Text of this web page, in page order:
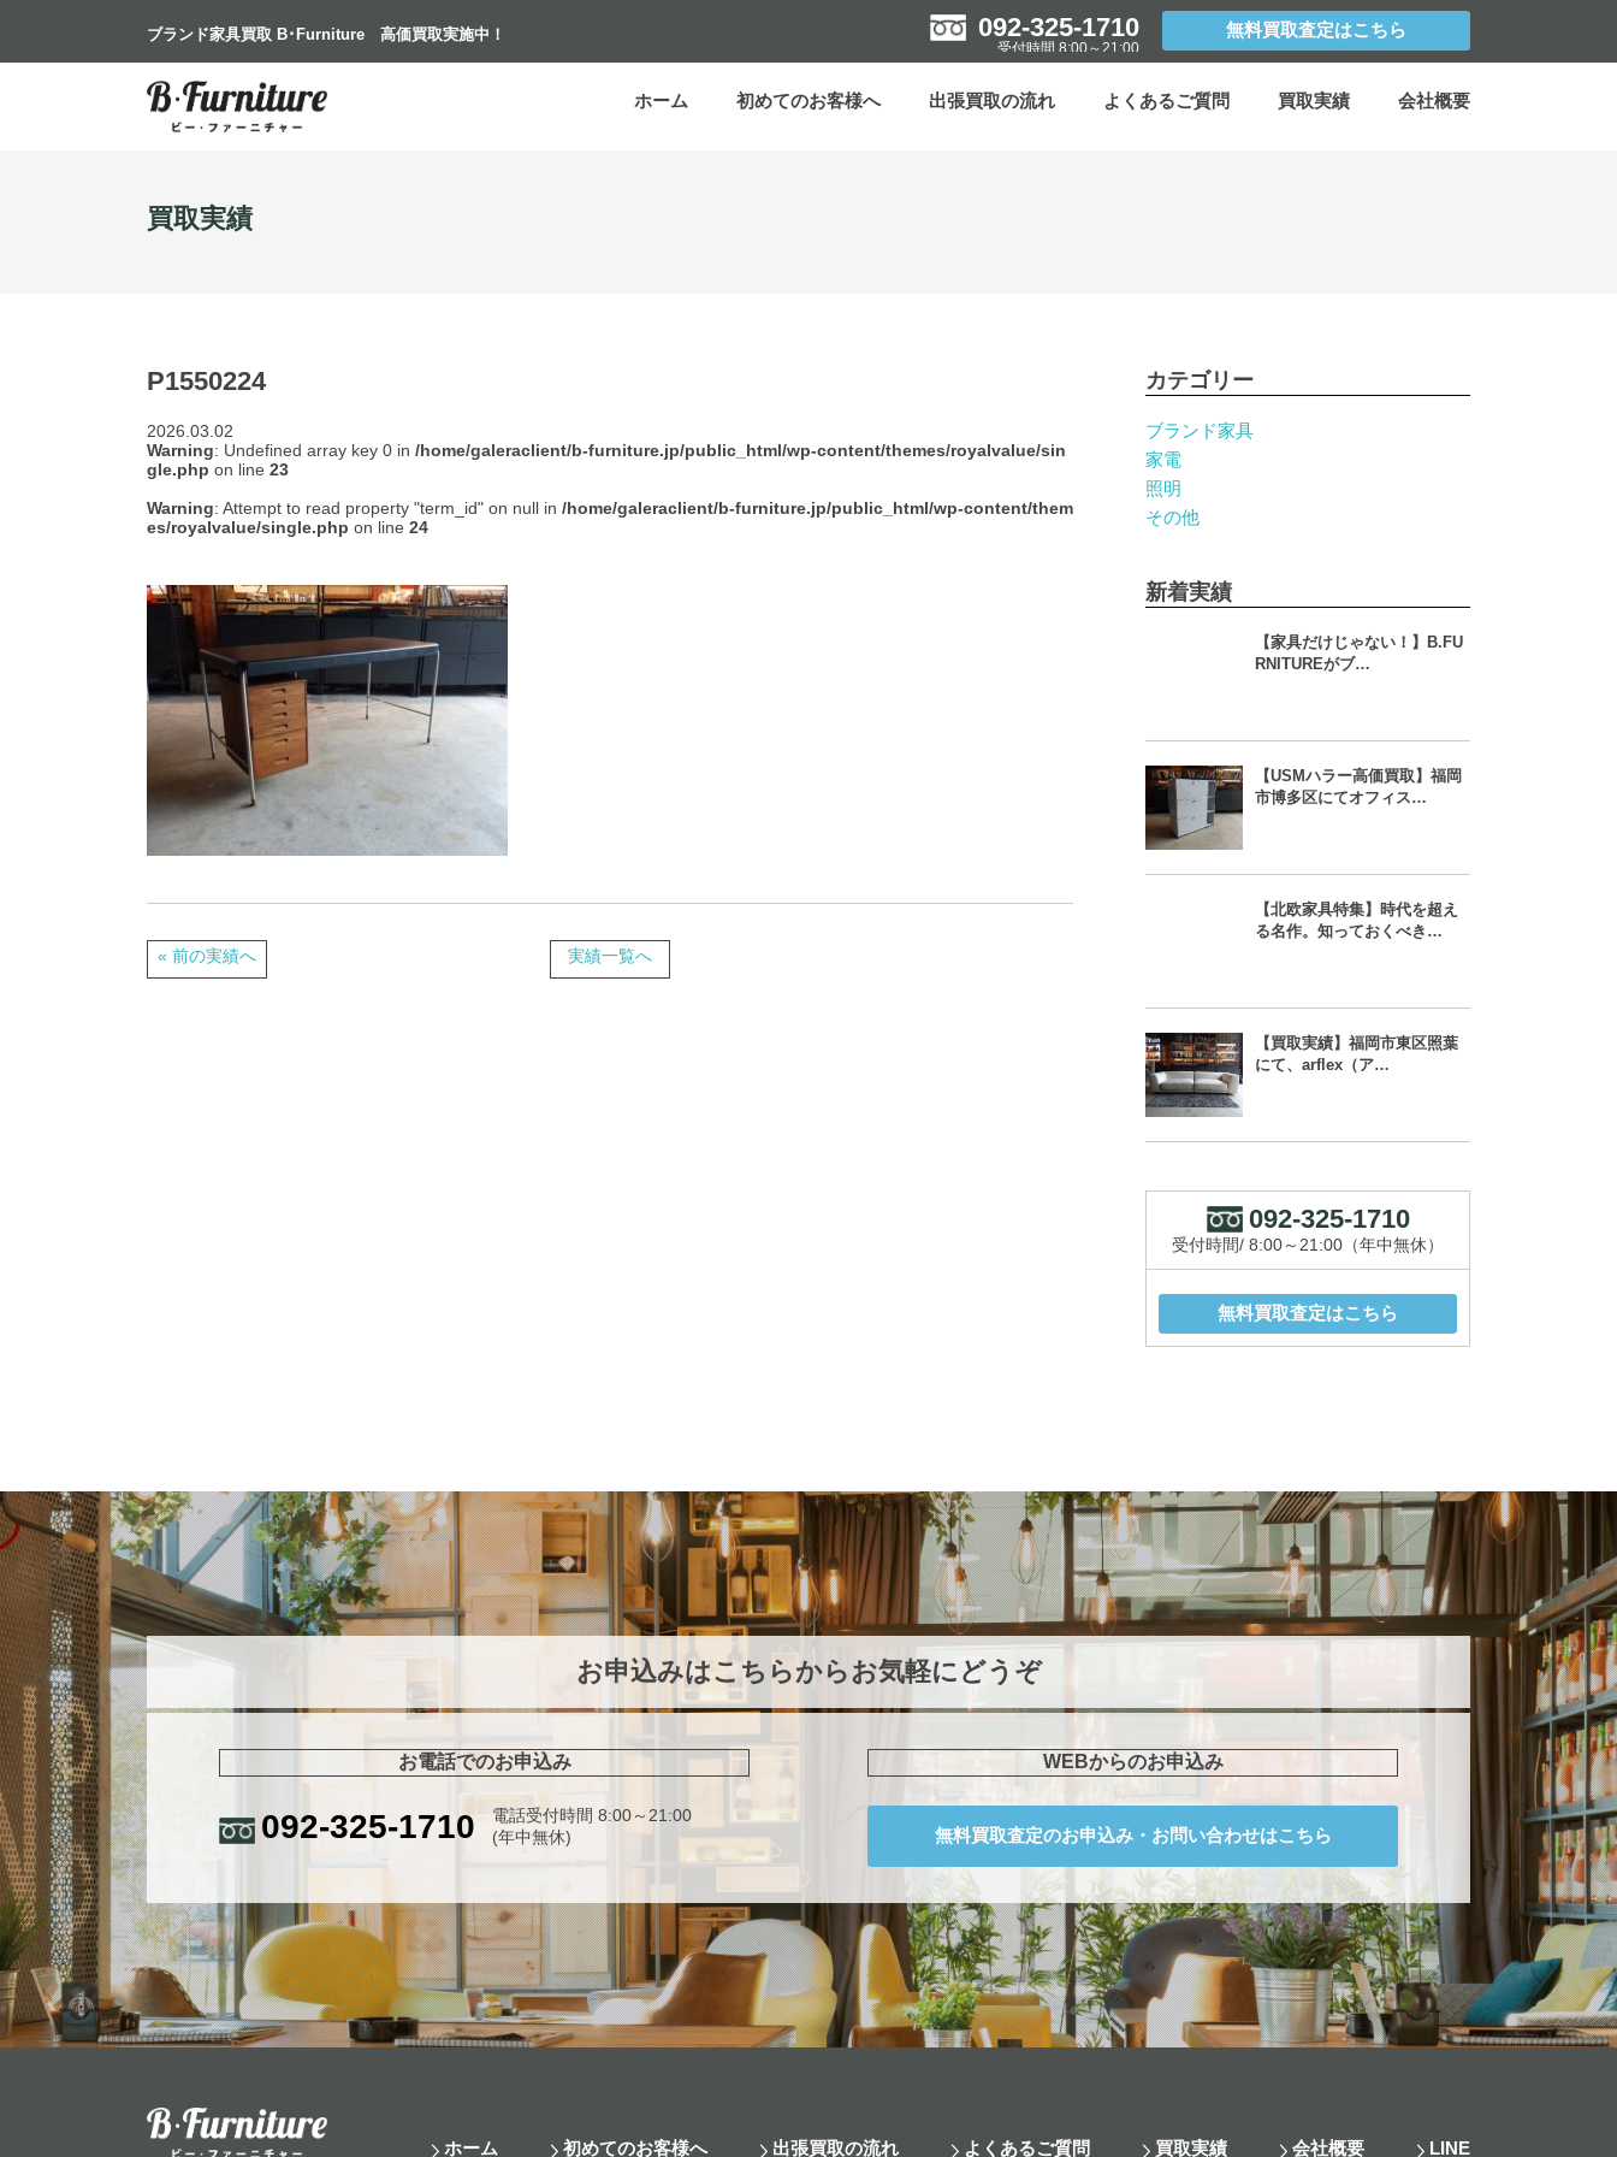
ブランド家具買取 B･Furniture 高価買取実施中！ 092-325-1710
受付時間 8:00～21:00
無料買取査定はこちら
ホーム 初めてのお客様へ 出張買取の流れ よくあるご質問 買取実績 会社概要
買取実績
P1550224
2026.03.02
Warning: Undefined array key 0 in /home/galeraclient/b-furniture.jp/public_html/wp-content/themes/royalvalue/sin
gle.php on line 23
Warning: Attempt to read property "term_id" on null in /home/galeraclient/b-furniture.jp/public_html/wp-content/them
es/royalvalue/single.php on line 24
実績一覧へ
« 前の実績へ
カテゴリー
ブランド家具
家電
照明
その他
新着実績
【家具だけじゃない！】B.FU
RNITUREがブ…
【USMハラー高価買取】福岡
市博多区にてオフィス…
【北欧家具特集】時代を超え
る名作。知っておくべき…
【買取実績】福岡市東区照葉
にて、arflex（ア…
092-325-1710
受付時間/ 8:00～21:00（年中無休）
無料買取査定はこちら
お申込みはこちらからお気軽にどうぞ
お電話でのお申込み
092-325-1710
電話受付時間 8:00～21:00
(年中無休)
WEBからのお申込み
無料買取査定のお申込み・ お問い合わせはこちら
ホーム 初めてのお客様へ 出張買取の流れ よくあるご質問 買取実績 会社概要 LINE